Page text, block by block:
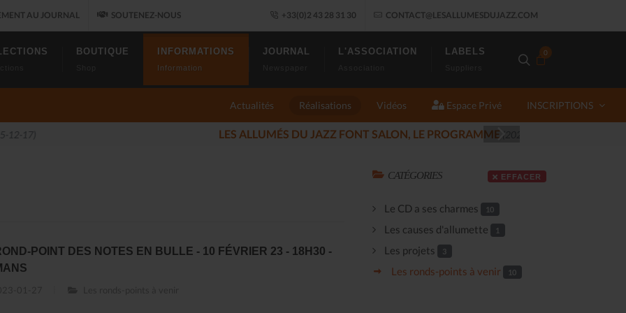
AU JOURNAL SOUTENEZ-NOUS +33(0)2 43 28 31 30 CONTACT@LESALLUMESDUJAZZ.COM
0
BOUTIQUE INFORMATIONS
Information
JOURNAL L'ASSOCIATION LABELS
Actualités Réalisations Vidéos Espace Privé INSCRIPTIONS
FONT SALON, LE PROGRAMME (2025-11-14)
POINT DES NOTES EN BULLE - 10 FÉVRIER 23 - 18H30 -
CATÉGORIES EFFACER
Le CD a ses charmes 10
Les causes d'allumette 1
Les projets 3
Les ronds-points à venir 10